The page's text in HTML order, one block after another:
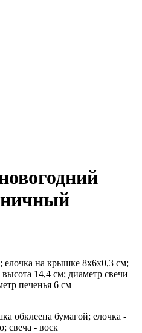
елочка на крышке 8х6х0,3 см;
14,4 см; диаметр свечи
печенья 6 см
обклеена бумагой; елочка -
свеча - воск